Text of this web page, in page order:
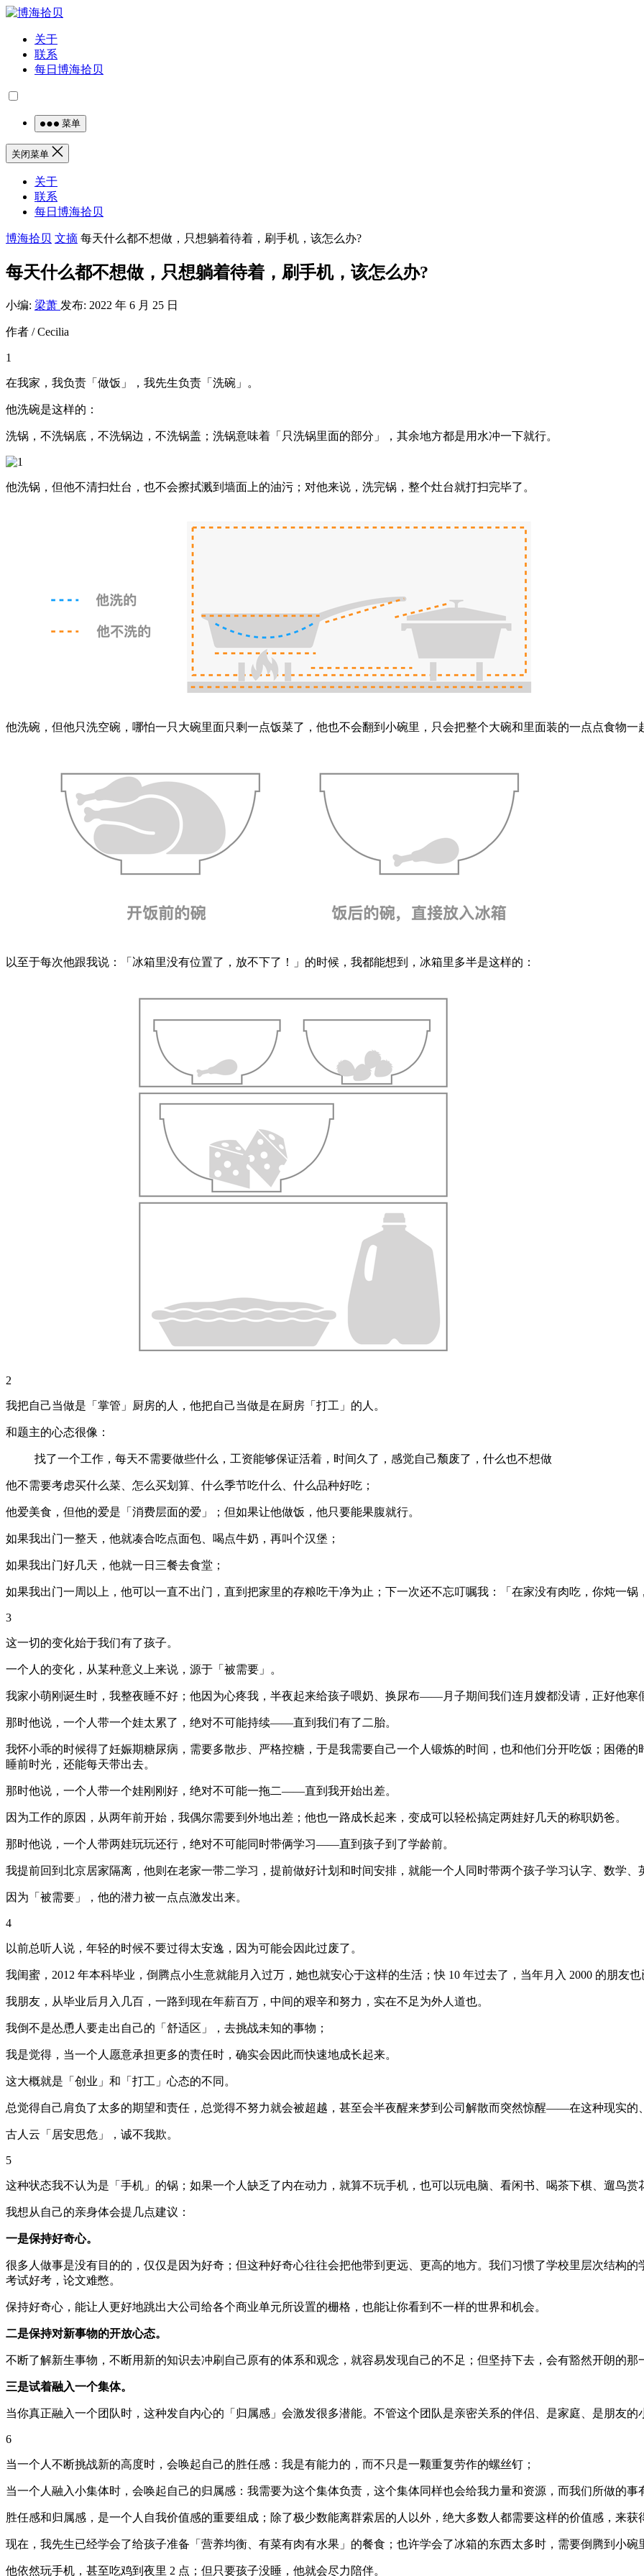
关于
联系
每日博海拾贝
菜单
关闭菜单
关于
联系
每日博海拾贝
博海拾贝 文摘 每天什么都不想做，只想躺着待着，刷手机，该怎么办?
每天什么都不想做，只想躺着待着，刷手机，该怎么办?
小编: 梁萧 发布: 2022 年 6 月 25 日
作者 / Cecilia
1
在我家，我负责「做饭」，我先生负责「洗碗」。
他洗碗是这样的：
洗锅，不洗锅底，不洗锅边，不洗锅盖；洗锅意味着「只洗锅里面的部分」，其余地方都是用水冲一下就行。
他洗锅，但他不清扫灶台，也不会擦拭溅到墙面上的油污；对他来说，洗完锅，整个灶台就打扫完毕了。
他洗碗，但他只洗空碗，哪怕一只大碗里面只剩一点饭菜了，他也不会翻到小碗里，只会把整个大碗和里面装的一点点食物一
以至于每次他跟我说：「冰箱里没有位置了，放不下了！」的时候，我都能想到，冰箱里多半是这样的：
2
我把自己当做是「掌管」厨房的人，他把自己当做是在厨房「打工」的人。
和题主的心态很像：
找了一个工作，每天不需要做些什么，工资能够保证活着，时间久了，感觉自己颓废了，什么也不想做
他不需要考虑买什么菜、怎么买划算、什么季节吃什么、什么品种好吃；
他爱美食，但他的爱是「消费层面的爱」；但如果让他做饭，他只要能果腹就行。
如果我出门一整天，他就凑合吃点面包、喝点牛奶，再叫个汉堡；
如果我出门好几天，他就一日三餐去食堂；
如果我出门一周以上，他可以一直不出门，直到把家里的存粮吃干净为止；下一次还不忘叮嘱我：「在家没有肉吃，你炖一
3
这一切的变化始于我们有了孩子。
一个人的变化，从某种意义上来说，源于「被需要」。
我家小萌刚诞生时，我整夜睡不好；他因为心疼我，半夜起来给孩子喂奶、换尿布——月子期间我们连月嫂都没请，正好他寒
那时他说，一个人带一个娃太累了，绝对不可能持续——直到我们有了二胎。
我怀小乖的时候得了妊娠期糖尿病，需要多散步、严格控糖，于是我需要自己一个人锻炼的时间，也和他们分开吃饭；困倦
睡前时光，还能每天带出去。
那时他说，一个人带一个娃刚刚好，绝对不可能一拖二——直到我开始出差。
因为工作的原因，从两年前开始，我偶尔需要到外地出差；他也一路成长起来，变成可以轻松搞定两娃好几天的称职奶爸。
那时他说，一个人带两娃玩玩还行，绝对不可能同时带俩学习——直到孩子到了学龄前。
我提前回到北京居家隔离，他则在老家一带二学习，提前做好计划和时间安排，就能一个人同时带两个孩子学习认字、数学、
因为「被需要」，他的潜力被一点点激发出来。
4
以前总听人说，年轻的时候不要过得太安逸，因为可能会因此过废了。
我闺蜜，2012 年本科毕业，倒腾点小生意就能月入过万，她也就安心于这样的生活；快 10 年过去了，当年月入 2000 的朋友
我朋友，从毕业后月入几百，一路到现在年薪百万，中间的艰辛和努力，实在不足为外人道也。
我倒不是怂恿人要走出自己的「舒适区」，去挑战未知的事物；
我是觉得，当一个人愿意承担更多的责任时，确实会因此而快速地成长起来。
这大概就是「创业」和「打工」心态的不同。
总觉得自己肩负了太多的期望和责任，总觉得不努力就会被超越，甚至会半夜醒来梦到公司解散而突然惊醒——在这种现实的
古人云「居安思危」，诚不我欺。
5
这种状态我不认为是「手机」的锅；如果一个人缺乏了内在动力，就算不玩手机，也可以玩电脑、看闲书、喝茶下棋、遛鸟赏
我想从自己的亲身体会提几点建议：
一是保持好奇心。
很多人做事是没有目的的，仅仅是因为好奇；但这种好奇心往往会把他带到更远、更高的地方。我们习惯了学校里层次结构
考试好考，论文难憋。
保持好奇心，能让人更好地跳出大公司给各个商业单元所设置的栅格，也能让你看到不一样的世界和机会。
二是保持对新事物的开放心态。
不断了解新生事物，不断用新的知识去冲刷自己原有的体系和观念，就容易发现自己的不足；但坚持下去，会有豁然开朗的
三是试着融入一个集体。
当你真正融入一个团队时，这种发自内心的「归属感」会激发很多潜能。不管这个团队是亲密关系的伴侣、是家庭、是朋友的
6
当一个人不断挑战新的高度时，会唤起自己的胜任感：我是有能力的，而不只是一颗重复劳作的螺丝钉；
当一个人融入小集体时，会唤起自己的归属感：我需要为这个集体负责，这个集体同样也会给我力量和资源，而我们所做的事
胜任感和归属感，是一个人自我价值感的重要组成；除了极少数能离群索居的人以外，绝大多数人都需要这样的价值感，来获
现在，我先生已经学会了给孩子准备「营养均衡、有菜有肉有水果」的餐食；也许学会了冰箱的东西太多时，需要倒腾到小碗
他依然玩手机，甚至吃鸡到夜里 2 点；但只要孩子没睡，他就会尽力陪伴。